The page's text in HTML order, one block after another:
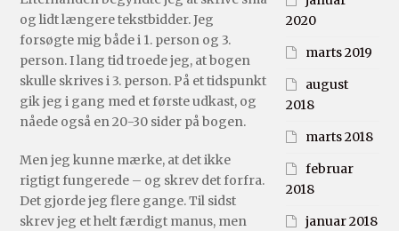
og lidt længere tekstbidder. Jeg
forsøgte mig både i 1. person og 3.
person. I lang tid troede jeg, at bogen
skulle skrives i 3. person. På et tidspunkt
gik jeg i gang med et første udkast, og
nåede også en 20-30 sider på bogen.
Men jeg kunne mærke, at det ikke
rigtigt fungerede – og skrev det forfra.
Det gjorde jeg flere gange. Til sidst
skrev jeg et helt færdigt manus, men
2020
marts 2019
august
2018
marts 2018
februar
2018
januar 2018